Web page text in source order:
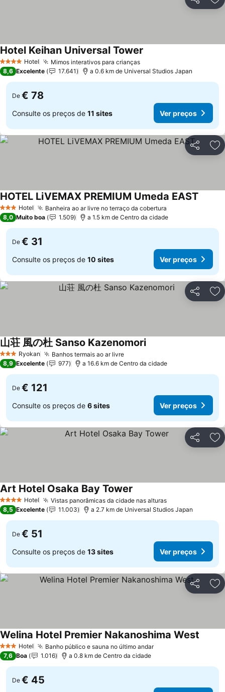
Partilhar
4 EstrelasHotel Mimos interativos para criançasVer preços
Hotel Keihan Universal Tower
8,6 Excelente 17.641 a 0.6 km de Universal Studios Japan
De € 78
Consulte os preços de 11 sites Ver preços
Partilhar
3 EstrelasHotel Banheira ao ar livre no terraço da cobertura
HOTEL LiVEMAX PREMIUM Umeda EAST
8,0 Muito boa 1.509 a 1.5 km de Centro da cidade
De € 31
Consulte os preços de 10 sites Ver preços
Partilhar
3 EstrelasRyokan Banhos termais ao ar livreVer preços
山荘 風の杜 Sanso KazenomoriVer preços
8,9 Excelente 977 a 16.6 km de Centro da cidade
De € 121
Consulte os preços de 6 sites Ver preços
Partilhar
4 EstrelasHotel Vistas panorâmicas da cidade nas alturasVer preços
Art Hotel Osaka Bay Tower
8,5 Excelente 11.003 a 2.7 km de Universal Studios Japan
De € 51
Consulte os preços de 13 sites Ver preços
Partilhar
3 EstrelasHotel Banho público e sauna no último andarVer preços
Welina Hotel Premier Nakanoshima West
7,6 Boa 1.016 a 0.8 km de Centro da cidade
De € 45